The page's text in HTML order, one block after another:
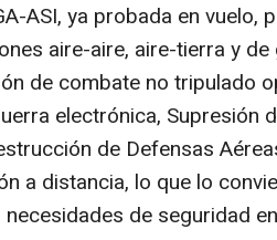
ASI, ya probada en vuelo,
aire-aire, aire-tierra y de
de combate no tripulado
electrónica, Supresión
de Defensas
a distancia, lo que lo
de seguridad